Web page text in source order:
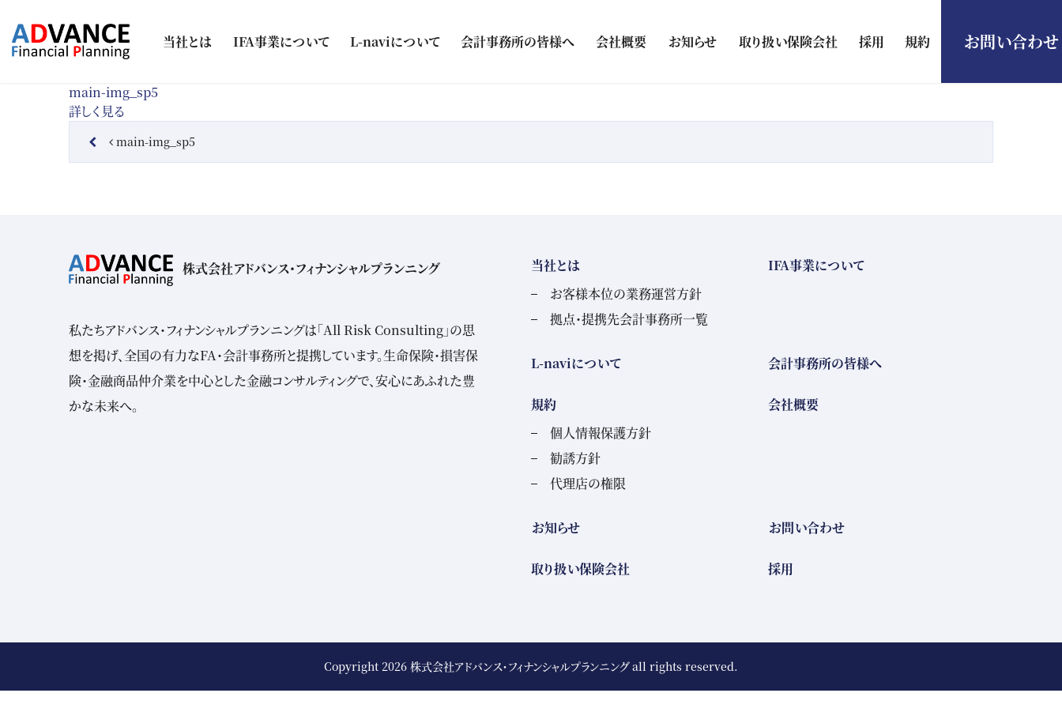
当社とは
IFA事業について L-naviについて 会計事務所の皆様へ 会社概要 お知らせ 取り扱い保険会社 採用 規約 お問い合わせ
main-img_sp5
詳しく見る
投稿ナビゲーション
main-img_sp5
株式会社アドバンス・フィナンシャルプランニング
私たちアドバンス・フィナンシャルプランニングは「All Risk Consulting」の思
想を掲げ、全国の有力なFA・会計事務所と提携しています。生命保険・損害保
険・金融商品仲介業を中心とした金融コンサルティングで、安心にあふれた豊
かな未来へ。
当社とは
お客様本位の業務運営方針
拠点・提携先会計事務所一覧
IFA事業について
L-naviについて 会計事務所の皆様へ
規約
個人情報保護方針
勧誘方針
代理店の権限
会社概要
お知らせ お問い合わせ
取り扱い保険会社 採用
Copyright 2026 株式会社アドバンス・フィナンシャルプランニングall rights reserved.